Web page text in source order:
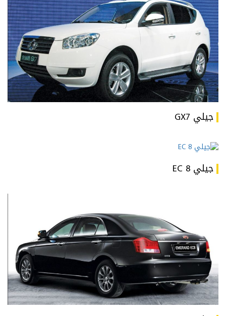
جيلي GX7
جيلي EC 8